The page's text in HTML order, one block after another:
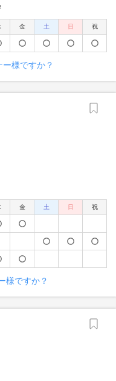
金 土 日 祝
様ですか？
金 土 日 祝
様ですか？